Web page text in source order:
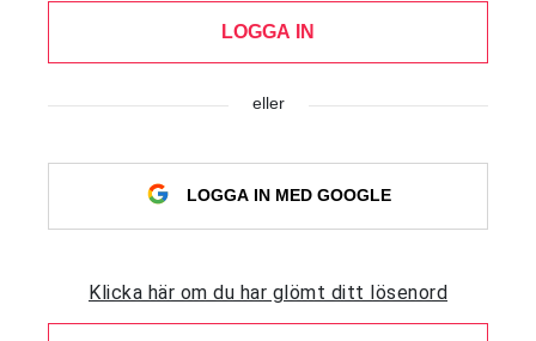
LOGGA IN
eller
LOGGA IN MED GOOGLE
Klicka här om du har glömt ditt lösenord